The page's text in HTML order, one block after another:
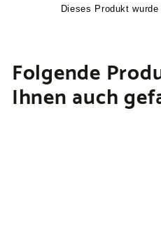
Folgende
Ihnen auch